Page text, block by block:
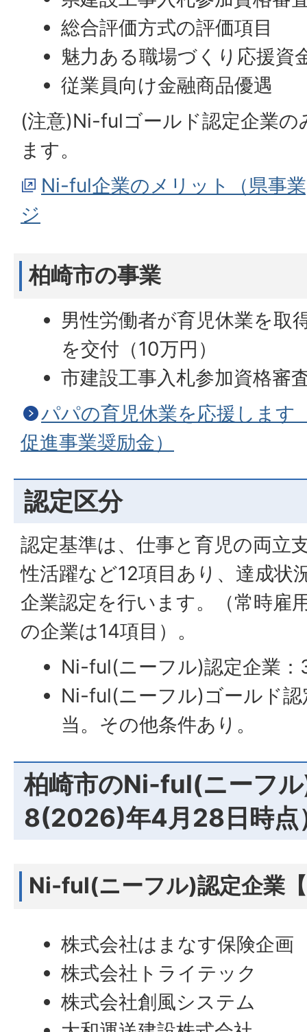
総合評価方式の評価項目
魅力ある職場づくり応援資
従業員向け金融商品優遇
(注意)Ni-fulゴールド認定企業の
ます。
Ni-ful企業のメリット（県事
ジ
柏崎市の事業
男性労働者が育児休業を取
を交付（10万円）
市建設工事入札参加資格審
パパの育児休業を応援します
促進事業奨励金）
認定区分
認定基準は、仕事と育児の両立
性活躍など12項目あり、達成状
企業認定を行います。（常時雇
の企業は14項目）。
Ni-ful(ニーフル)認定企業：
Ni-ful(ニーフル)ゴールド
当。その他条件あり。
柏崎市のNi-ful(ニーフ
8(2026)年4月28日時点
Ni-ful(ニーフル)認定企業
株式会社はまなす保険企画
株式会社トライテック
株式会社創風システム